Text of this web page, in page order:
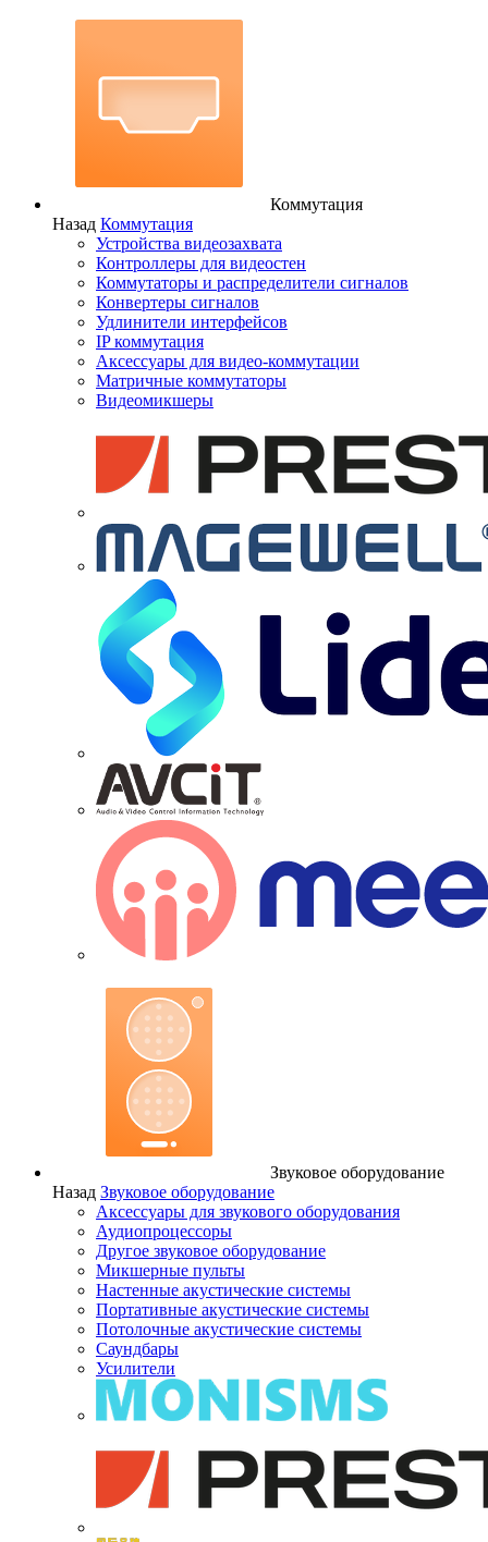
Коммутация
Назад Коммутация
Устройства видеозахвата
Контроллеры для видеостен
Коммутаторы и распределители сигналов
Конвертеры сигналов
Удлинители интерфейсов
IP коммутация
Аксессуары для видео-коммутации
Матричные коммутаторы
Видеомикшеры
Звуковое оборудование
Назад Звуковое оборудование
Аксессуары для звукового оборудования
Аудиопроцессоры
Другое звуковое оборудование
Микшерные пульты
Настенные акустические системы
Портативные акустические системы
Потолочные акустические системы
Саундбары
Усилители